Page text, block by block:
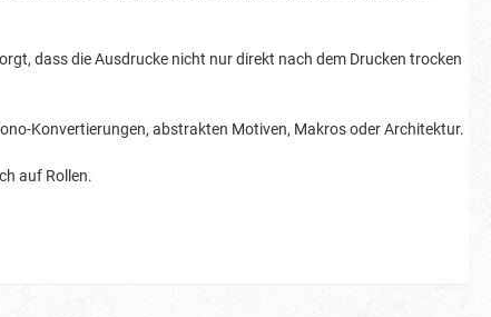
dass die Ausdrucke nicht nur direkt nach dem Drucken trocken
Konvertierungen, abstrakten Motiven, Makros oder Architektur.
auf Rollen.